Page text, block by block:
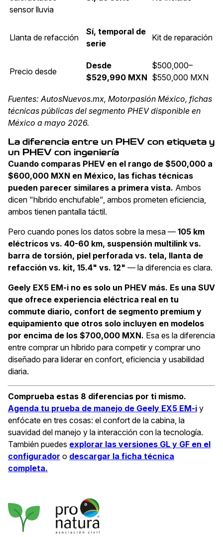
sensor lluvia
Llanta de refacción
Sí, temporal de
serie
Kit de reparación
Precio desde
Desde
$529,990 MXN
$500,000–
$550,000 MXN
Fuentes: AutosNuevos.mx, Motorpasión México, fichas
técnicas públicas del segmento PHEV disponible en
México a mayo 2026.
La diferencia entre un PHEV con etiqueta y
un PHEV con ingeniería
Cuando comparas PHEV en el rango de $500,000 a
$600,000 MXN en México, las fichas técnicas
pueden parecer similares a primera vista. Ambos
dicen "híbrido enchufable", ambos prometen eficiencia,
ambos tienen pantalla táctil.
Pero cuando pones los datos sobre la mesa — 105 km
eléctricos vs. 40-60 km, suspensión multilink vs.
barra de torsión, piel perforada vs. tela, llanta de
refacción vs. kit, 15.4" vs. 12" — la diferencia es clara.
Geely EX5 EM-i no es solo un PHEV más. Es una SUV
que ofrece experiencia eléctrica real en tu
commute diario, confort de segmento premium y
equipamiento que otros solo incluyen en modelos
por encima de los $700,000 MXN. Esa es la diferencia
entre comprar un híbrido para competir y comprar uno
diseñado para liderar en confort, eficiencia y usabilidad
diaria.
Comprueba estas 8 diferencias por ti mismo.
Agenda tu prueba de manejo de Geely EX5 EM-i y
enfócate en tres cosas: el confort de la cabina, la
suavidad del manejo y la interacción con la tecnología.
También puedes explorar las versiones GL y GF en el
configurador o descargar la ficha técnica
completa.